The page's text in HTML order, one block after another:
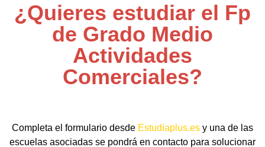
¿Quieres estudiar el Fp
de Grado Medio
Actividades
Comerciales?
Completa el formulario desde Estudiaplus.es y una de las
escuelas asociadas se pondrá en contacto para solucionar